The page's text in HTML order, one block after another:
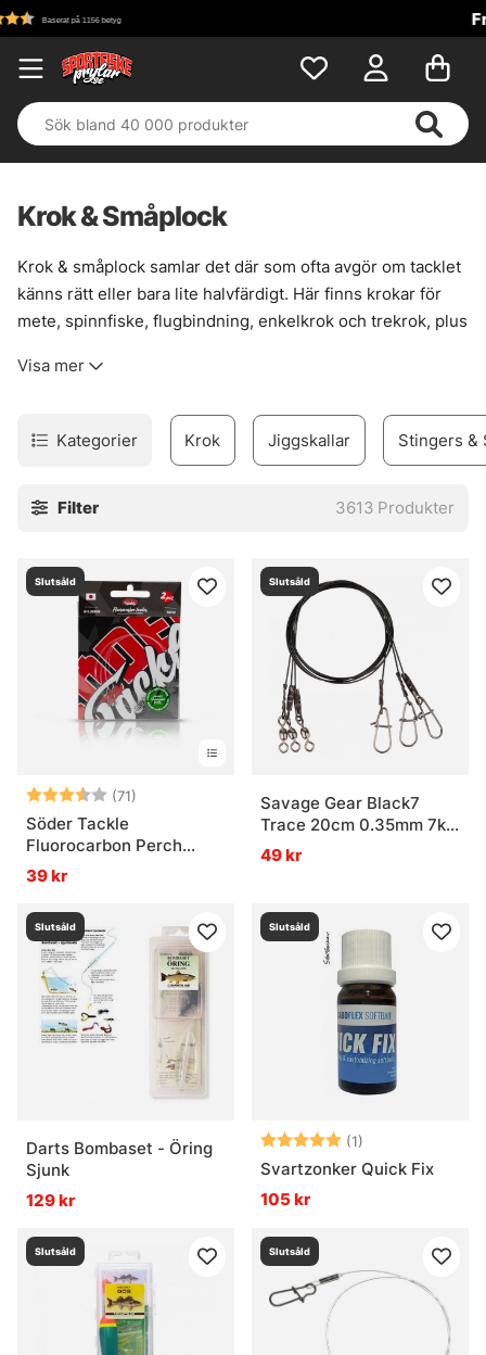
Krok & Småplock
Krok & småplock samlar det där som ofta avgör om tacklet
känns rätt eller bara lite halvfärdigt. Här finns krokar för
mete, spinnfiske, flugbindning, enkelkrok och trekrok, plus
när det väl gäller. En bra krok sitter inte bara fast. Den
Sortimentet är brett nog för att täcka många metoder, men
ändå lätt att sortera i huvudet. För den som bygger egna
stingers och tafsar. Små saker, javisst. Men ofta är det just
alls.
Utforska gärna de viktigaste underkategorierna:
» Flugbindningsmaterial » Tafsar
Vanliga frågor om krok och småplock
Vad är krok och småplock?
Vad används tafsar till?
Vad är flugbindningsmaterial?
Vad är stingers och när används de?
Visa mer
Kategorier Krok Jiggskallar Stingers &
Filter 3613 Produkter
Slutsåld
Betyg: (71)
3.7 utav 5 stjärnor
Söder Tackle
Fluorocarbon Perch
Leader (2-pack)
39 kr
Slutsåld
Savage Gear Black7
Trace 20cm 0.35mm 7kg
Swivel/Needle Snap
3pcs
49 kr
Slutsåld
Darts Bombaset - Öring
Sjunk
129 kr
Slutsåld
Betyg: (1)
Svartzonker Quick Fix
105 kr
Slutsåld Slutsåld